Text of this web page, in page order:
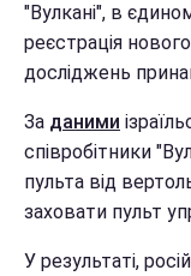
"Вулкані", в
реєстрація
досліджень
За даними
співробітники
пульта від
заховати пульт
У результаті,